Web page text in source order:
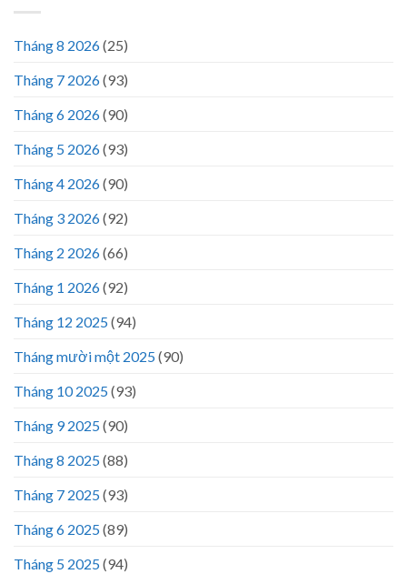
Tháng 8 2026(25)
Tháng 7 2026(93)
Tháng 6 2026(90)
Tháng 5 2026(93)
Tháng 4 2026(90)
Tháng 3 2026(92)
Tháng 2 2026(66)
Tháng 1 2026(92)
Tháng 12 2025(94)
Tháng mười một 2025(90)
Tháng 10 2025(93)
Tháng 9 2025(90)
Tháng 8 2025(88)
Tháng 7 2025(93)
Tháng 6 2025(89)
Tháng 5 2025(94)